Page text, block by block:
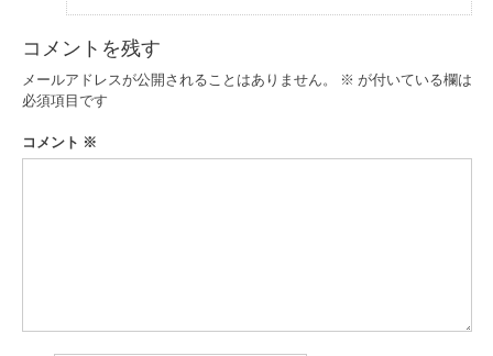
コメントを残す
メールアドレスが公開されることはありません。 ※ が付いている欄は
必須項目です
コメント ※